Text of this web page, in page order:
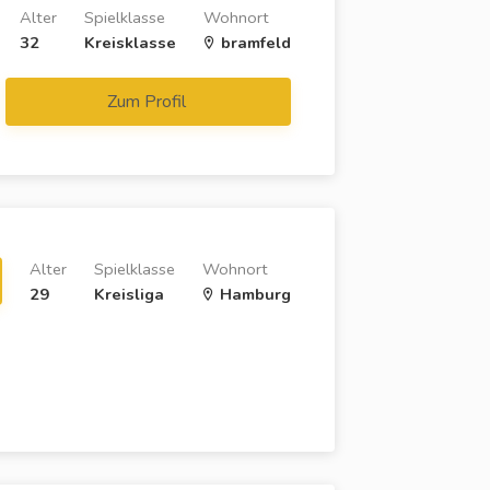
Wohnort
bramfeld
Spielklasse
Kreisklasse
Alter
32
Zum Profil
Wohnort
Hamburg
Spielklasse
Kreisliga
Alter
29